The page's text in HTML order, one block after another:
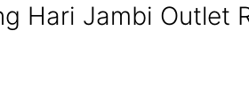
Hari Jambi Outlet